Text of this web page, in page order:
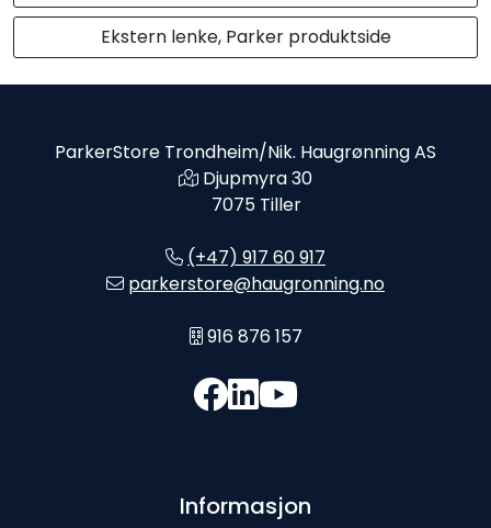
Ekstern lenke, Parker produktside
ParkerStore Trondheim/Nik. Haugrønning AS
Djupmyra 30
7075 Tiller
(+47) 917 60 917
parkerstore@haugronning.no
916 876 157
Informasjon